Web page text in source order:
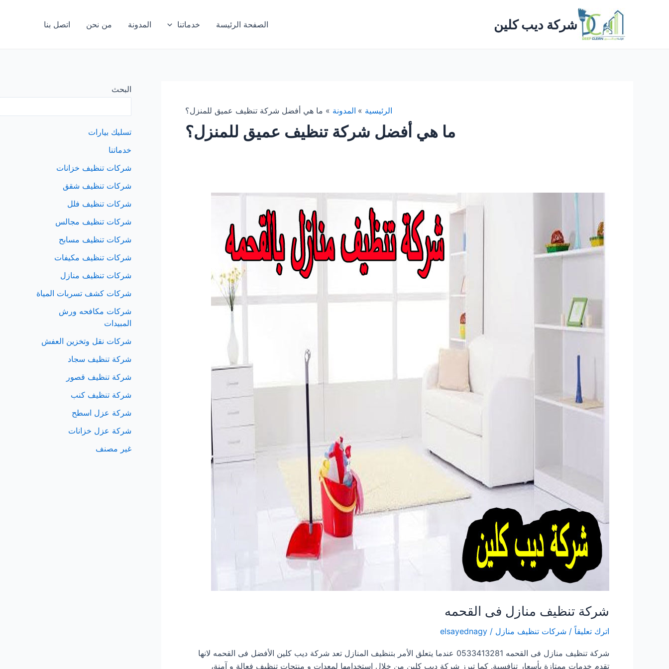
شركة ديب كلين الصفحة الرئيسة خدماتنا المدونة من نحن اتصل بنا
الرئيسية المدونة ما هي أفضل شركة تنظيف عميق للمنزل؟
ما هي أفضل شركة تنظيف عميق للمنزل؟
شركة تنظيف منازل فى القحمه
اترك تعليقاً / شركات تنظيف منازل /
elsayednagy
شركة تنظيف منازل فى القحمه 0533413281 عندما يتعلق الأمر بتنظيف المنازل تعد شركة ديب كلين الأفضل فى القحمه لانها
تقدم خدمات ممتازة بأسعار تنافسية. كما تبرز شركة ديب كلين من خلال استخدامها لمعدات و منتجات تنظيف فعالة و آمنة،
البحث
تسليك بيارات
خدماتنا
شركات تنظيف خزانات
شركات تنظيف شقق
شركات تنظيف فلل
شركات تنظيف مجالس
شركات تنظيف مسابح
شركات تنظيف مكيفات
شركات تنظيف منازل
شركات كشف تسربات المياة
شركات مكافحه ورش
المبيدات
شركات نقل وتخزين العفش
شركة تنظيف سجاد
شركة تنظيف قصور
شركة تنظيف كنب
شركة عزل اسطح
شركة عزل خزانات
غير مصنف